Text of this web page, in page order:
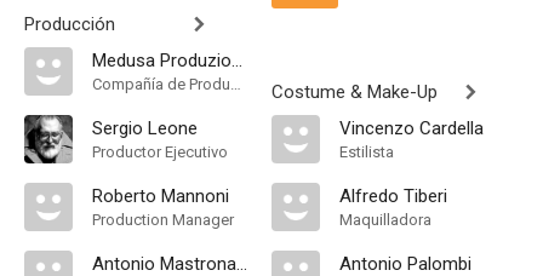
Producción
Medusa Produzione
Compañía de Produccion
Sergio Leone
Productor Ejecutivo
Roberto Mannoni
Production Manager
Antonio Mastronardi
Costume & Make-Up
Vincenzo Cardella
Estilista
Alfredo Tiberi
Maquilladora
Antonio Palombi